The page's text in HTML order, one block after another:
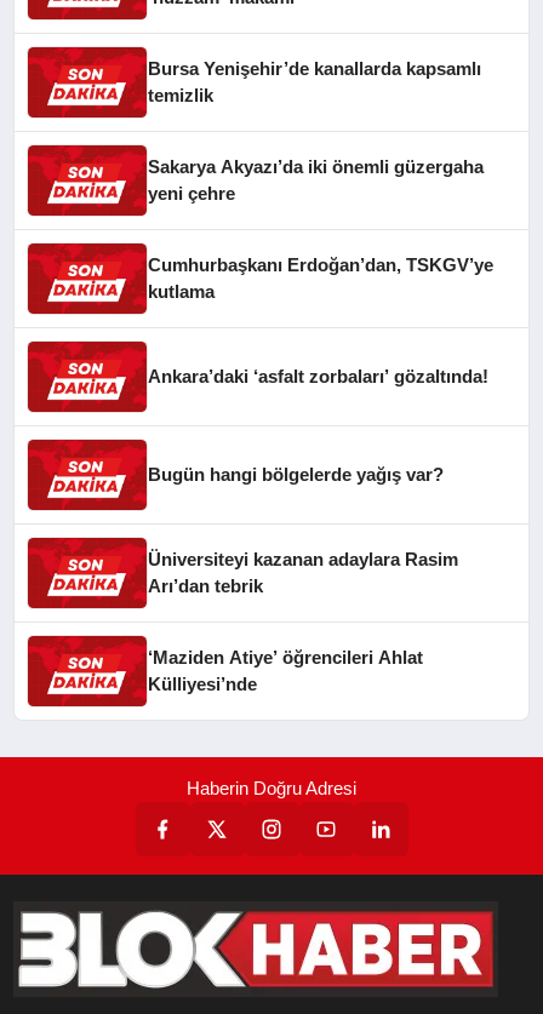
Bursa Yenişehir’de kanallarda kapsamlı
temizlik
Sakarya Akyazı’da iki önemli güzergaha
yeni çehre
Cumhurbaşkanı Erdoğan’dan, TSKGV’ye
kutlama
Ankara’daki ‘asfalt zorbaları’ gözaltında!
Bugün hangi bölgelerde yağış var?
Üniversiteyi kazanan adaylara Rasim
Arı’dan tebrik
‘Maziden Atiye’ öğrencileri Ahlat
Külliyesi’nde
Haberin Doğru Adresi